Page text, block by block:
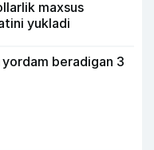
maxsus
yukladi
beradigan 3